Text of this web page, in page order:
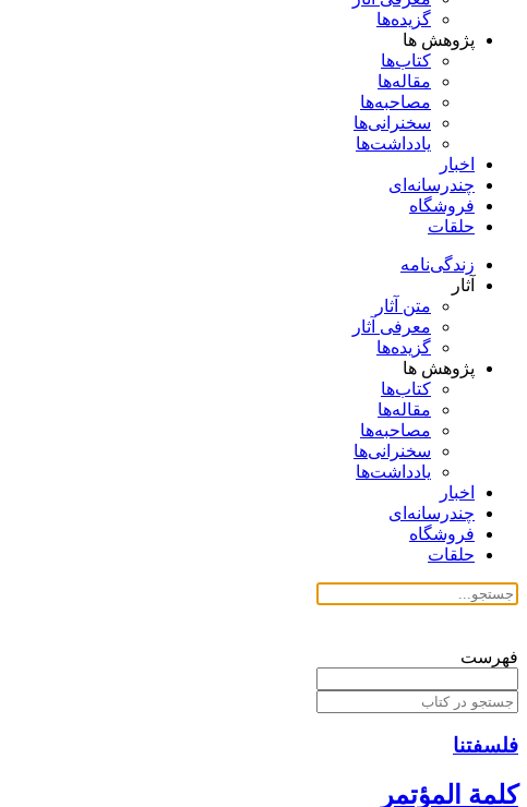
گزیده‌ها
پژوهش ها
کتاب‌ها
مقاله‌ها
مصاحبه‌ها
سخنرانی‌ها
یادداشت‌ها
اخبار
چندرسانه‌ای
فروشگاه
حلقات
زندگی‌نامه
آثار
متن آثار
معرفی آثار
گزیده‌ها
پژوهش ها
کتاب‌ها
مقاله‌ها
مصاحبه‌ها
سخنرانی‌ها
یادداشت‌ها
اخبار
چندرسانه‌ای
فروشگاه
حلقات
فهرست
فلسفتنا
كلمة المؤتمر